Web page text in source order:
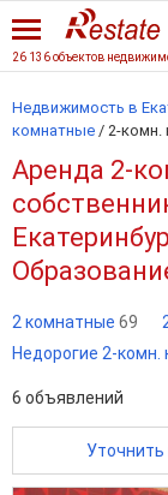
Недвижимость в
комнатные / 2-комн.
Аренда 2-
2 комнатные 69
Недорогие 2-комн.
6 объявлений
Уточнить